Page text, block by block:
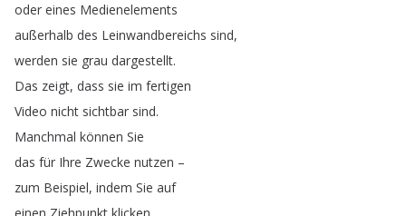
oder eines Medienelements
außerhalb des Leinwandbereichs sind,
werden sie grau dargestellt.
Das zeigt, dass sie im fertigen
Video nicht sichtbar sind.
Manchmal können Sie
das für Ihre Zwecke nutzen –
zum Beispiel, indem Sie auf